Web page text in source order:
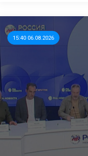
15:40 06.08.2026